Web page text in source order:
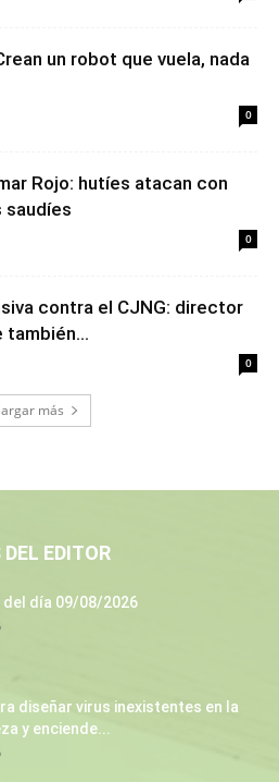
un robot que vuela, nada
0
Rojo: hutíes atacan con
saudíes
0
contra el CJNG: director
también...
0
más
EDITOR
del día 09/08/2026
diseñar virus inexistentes en la
y enciende...